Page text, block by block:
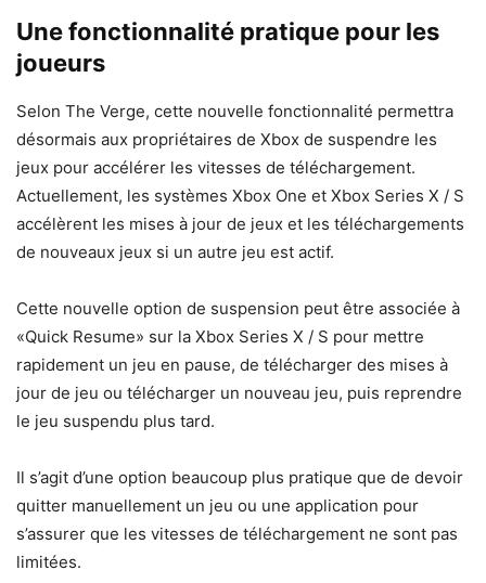
Une fonctionnalité pratique pour les
joueurs
Selon The Verge, cette nouvelle fonctionnalité permettra
désormais aux propriétaires de Xbox de suspendre les
jeux pour accélérer les vitesses de téléchargement.
Actuellement, les systèmes Xbox One et Xbox Series X / S
accélèrent les mises à jour de jeux et les téléchargements
de nouveaux jeux si un autre jeu est actif.
Cette nouvelle option de suspension peut être associée à
«Quick Resume» sur la Xbox Series X / S pour mettre
rapidement un jeu en pause, de télécharger des mises à
jour de jeu ou télécharger un nouveau jeu, puis reprendre
le jeu suspendu plus tard.
Il s’agit d’une option beaucoup plus pratique que de devoir
quitter manuellement un jeu ou une application pour
s’assurer que les vitesses de téléchargement ne sont pas
limitées.